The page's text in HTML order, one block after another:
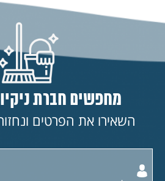
מחפשים חברת
השאירו את הפרטים